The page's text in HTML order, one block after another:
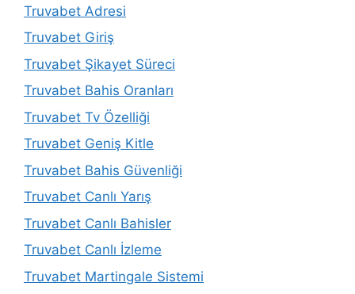
Truvabet Adresi
Truvabet Giriş
Truvabet Şikayet Süreci
Truvabet Bahis Oranları
Truvabet Tv Özelliği
Truvabet Geniş Kitle
Truvabet Bahis Güvenliği
Truvabet Canlı Yarış
Truvabet Canlı Bahisler
Truvabet Canlı İzleme
Truvabet Martingale Sistemi